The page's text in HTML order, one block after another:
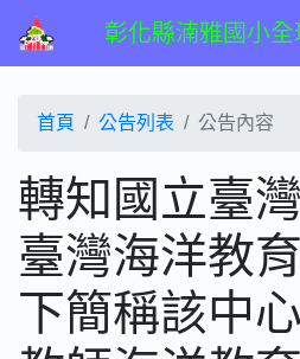
彰化縣湳雅國小全
首頁 公告列表 公告內容
轉知國立臺
臺灣海洋教
下簡稱該中